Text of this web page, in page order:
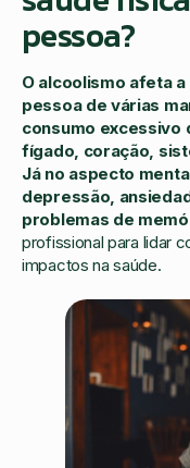
pessoa?
O alcoolismo afeta
pessoa de várias
consumo excessivo
fígado, coração,
Já no aspecto
depressão,
problemas de
profissional para lidar
impactos na saúde.